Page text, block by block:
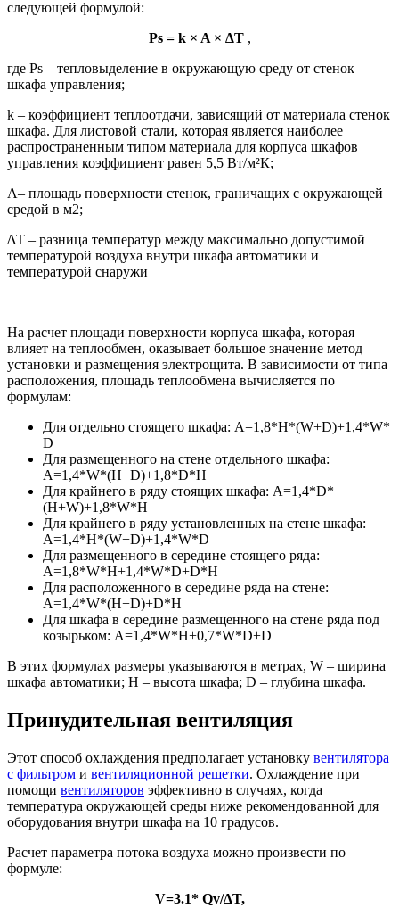
следующей формулой:
Ps = k × A × ∆T,
где Ps – тепловыделение в окружающую среду от стенок
шкафа управления;
k – коэффициент теплоотдачи, зависящий от материала стенок
шкафа. Для листовой стали, которая является наиболее
распространенным типом материала для корпуса шкафов
управления коэффициент равен 5,5 Вт/м²К;
А– площадь поверхности стенок, граничащих с окружающей
средой в м2;
∆T – разница температур между максимально допустимой
температурой воздуха внутри шкафа автоматики и
температурой снаружи
На расчет площади поверхности корпуса шкафа, которая
влияет на теплообмен, оказывает большое значение метод
установки и размещения электрощита. В зависимости от типа
расположения, площадь теплообмена вычисляется по
формулам:
Для отдельно стоящего шкафа: А=1,8*H*(W+D)+1,4*W*
D
Для размещенного на стене отдельного шкафа:
A=1,4*W*(H+D)+1,8*D*H
Для крайнего в ряду стоящих шкафа: A=1,4*D*
(H+W)+1,8*W*H
Для крайнего в ряду установленных на стене шкафа:
A=1,4*H*(W+D)+1,4*W*D
Для размещенного в середине стоящего ряда:
A=1,8*W*H+1,4*W*D+D*H
Для расположенного в середине ряда на стене:
A=1,4*W*(H+D)+D*H
Для шкафа в середине размещенного на стене ряда под
козырьком: A=1,4*W*H+0,7*W*D+D
В этих формулах размеры указываются в метрах, W – ширина
шкафа автоматики; H – высота шкафа; D – глубина шкафа.
Принудительная вентиляция
Этот способ охлаждения предполагает установку вентилятора
с фильтром и вентиляционной решетки. Охлаждение при
помощи вентиляторов эффективно в случаях, когда
температура окружающей среды ниже рекомендованной для
оборудования внутри шкафа на 10 градусов.
Расчет параметра потока воздуха можно произвести по
формуле:
V=3.1* Qv/∆T,